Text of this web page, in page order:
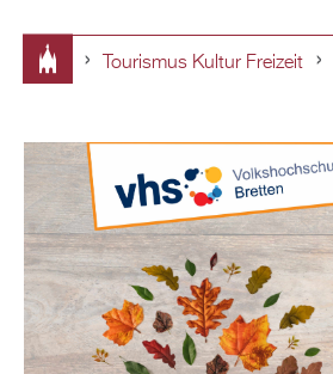
sind
hier
Tourismus Kultur Freizeit